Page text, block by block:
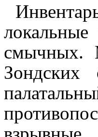
смычных.
Зондских